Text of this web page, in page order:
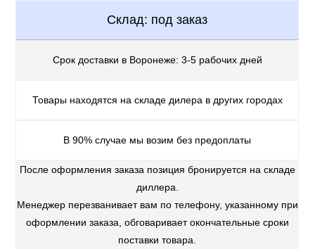
Склад: под заказ
Срок доставки в Воронеже: 3-5 рабочих дней
Товары находятся на складе дилера в других городах
В 90% случае мы возим без предоплаты
После оформления заказа позиция бронируется на складе
диллера.
Менеджер перезванивает вам по телефону, указанному при
оформлении заказа, обговаривает окончательные сроки
поставки товара.